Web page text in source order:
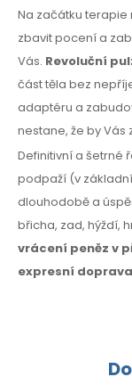
Na začátku terapie
zbavit pocení a
Vás. Revoluční
část těla bez
adaptéru a
nestane, že by
Definitivní a šetrné
podpaží (v
dlouhodobě a
břicha, zad, hýždí,
vrácení peněz v
expresní doprava